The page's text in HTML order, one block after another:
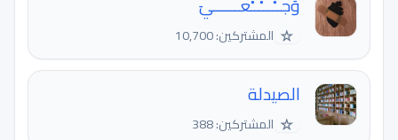
☆ المشتركين: 10,700
الصيدلة
☆ المشتركين: 388